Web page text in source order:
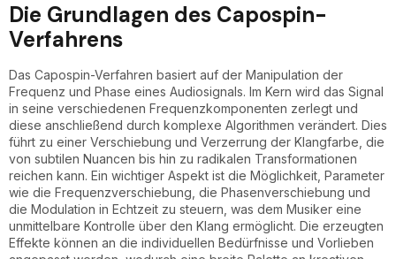
Die Grundlagen des Capospin-
Verfahrens
Das Capospin-Verfahren basiert auf der Manipulation der
Frequenz und Phase eines Audiosignals. Im Kern wird das Signal
in seine verschiedenen Frequenzkomponenten zerlegt und
diese anschließend durch komplexe Algorithmen verändert. Dies
führt zu einer Verschiebung und Verzerrung der Klangfarbe, die
von subtilen Nuancen bis hin zu radikalen Transformationen
reichen kann. Ein wichtiger Aspekt ist die Möglichkeit, Parameter
wie die Frequenzverschiebung, die Phasenverschiebung und
die Modulation in Echtzeit zu steuern, was dem Musiker eine
unmittelbare Kontrolle über den Klang ermöglicht. Die erzeugten
Effekte können an die individuellen Bedürfnisse und Vorlieben